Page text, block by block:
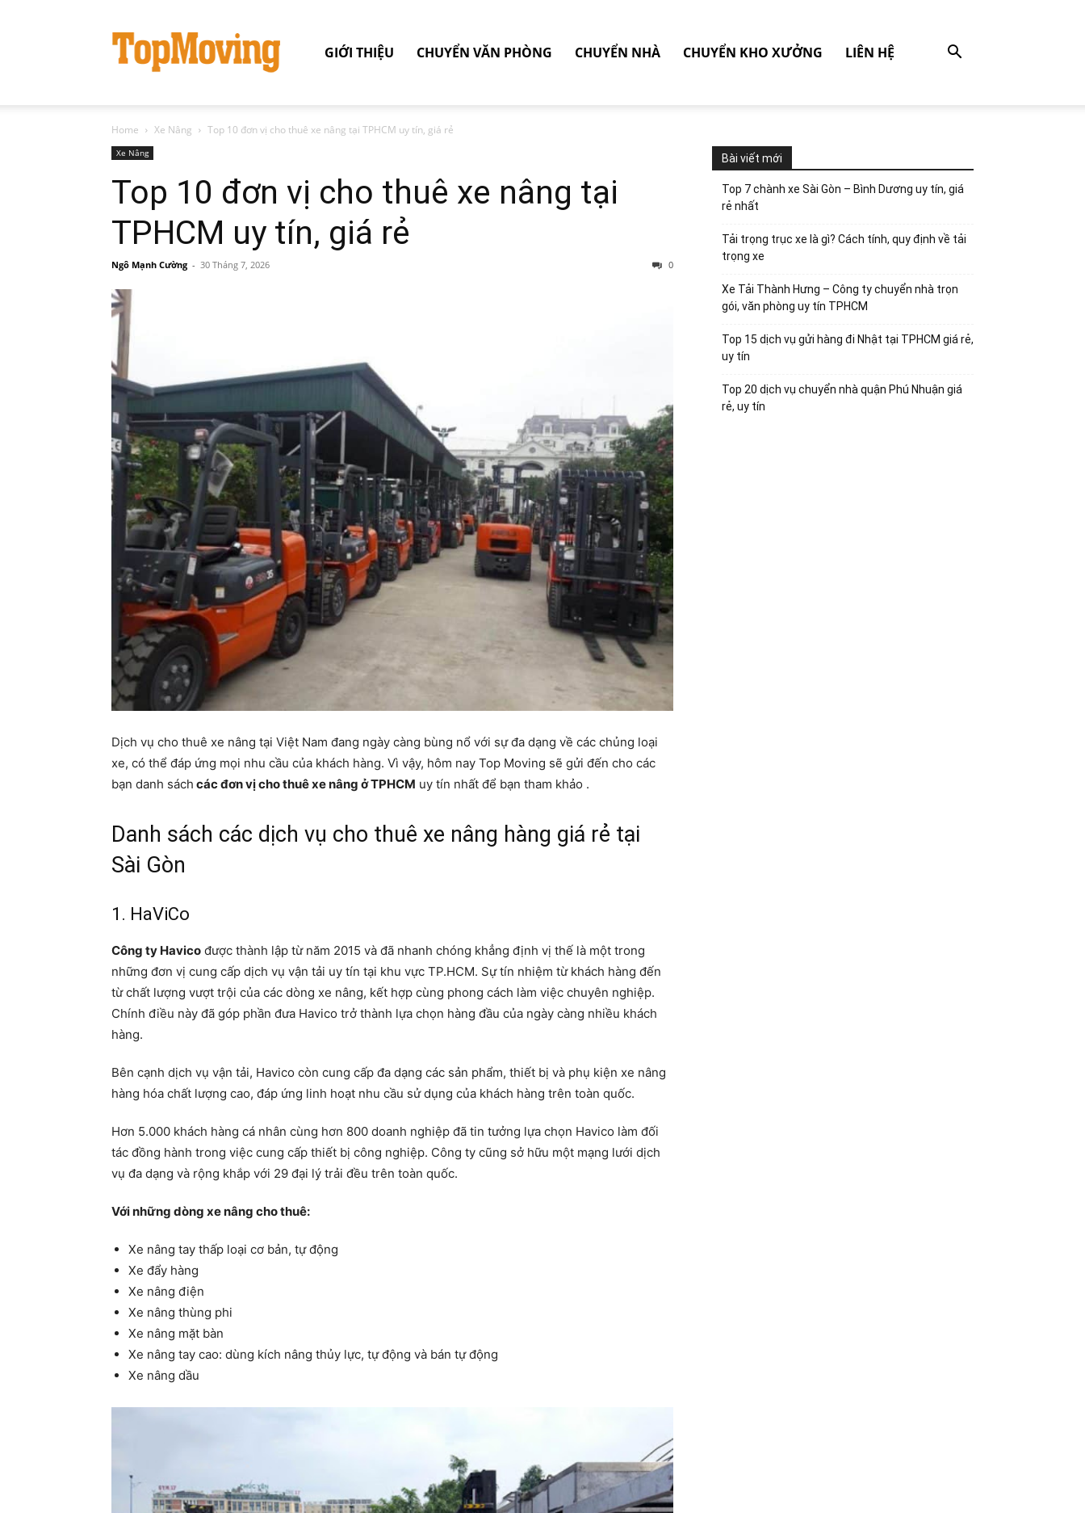
GIỚI THIỆU CHUYỂN VĂN PHÒNG CHUYỂN NHÀ CHUYỂN KHO XƯỞNG LIÊN HỆ
Home Xe Nâng Top 10 đơn vị cho thuê xe nâng tại TPHCM uy tín, giá rẻ
Xe Nâng
Top 10 đơn vị cho thuê xe nâng tại
TPHCM uy tín, giá rẻ
Ngô Mạnh Cường - 30 Tháng 7, 2026 0
Dịch vụ cho thuê xe nâng tại Việt Nam đang ngày càng bùng nổ với sự đa dạng về các chủng loại
xe, có thể đáp ứng mọi nhu cầu của khách hàng. Vì vậy, hôm nay Top Moving sẽ gửi đến cho các
bạn danh sách các đơn vị cho thuê xe nâng ở TPHCM uy tín nhất để bạn tham khảo .
Danh sách các dịch vụ cho thuê xe nâng hàng giá rẻ tại
Sài Gòn
1. HaViCo
Công ty Havico được thành lập từ năm 2015 và đã nhanh chóng khẳng định vị thế là một trong
những đơn vị cung cấp dịch vụ vận tải uy tín tại khu vực TP.HCM. Sự tín nhiệm từ khách hàng đến
từ chất lượng vượt trội của các dòng xe nâng, kết hợp cùng phong cách làm việc chuyên nghiệp.
Chính điều này đã góp phần đưa Havico trở thành lựa chọn hàng đầu của ngày càng nhiều khách
hàng.
Bên cạnh dịch vụ vận tải, Havico còn cung cấp đa dạng các sản phẩm, thiết bị và phụ kiện xe nâng
hàng hóa chất lượng cao, đáp ứng linh hoạt nhu cầu sử dụng của khách hàng trên toàn quốc.
Hơn 5.000 khách hàng cá nhân cùng hơn 800 doanh nghiệp đã tin tưởng lựa chọn Havico làm đối
tác đồng hành trong việc cung cấp thiết bị công nghiệp. Công ty cũng sở hữu một mạng lưới dịch
vụ đa dạng và rộng khắp với 29 đại lý trải đều trên toàn quốc.
Với những dòng xe nâng cho thuê:
Xe nâng tay thấp loại cơ bản, tự động
Xe đẩy hàng
Xe nâng điện
Xe nâng thùng phi
Xe nâng mặt bàn
Xe nâng tay cao: dùng kích nâng thủy lực, tự động và bán tự động
Xe nâng dầu
Bài viết mới
Top 7 chành xe Sài Gòn – Bình Dương uy tín, giá
rẻ nhất
Tải trọng trục xe là gì? Cách tính, quy định về tải
trọng xe
Xe Tải Thành Hưng – Công ty chuyển nhà trọn
gói, văn phòng uy tín TPHCM
Top 15 dịch vụ gửi hàng đi Nhật tại TPHCM giá rẻ,
uy tín
Top 20 dịch vụ chuyển nhà quận Phú Nhuận giá
rẻ, uy tín